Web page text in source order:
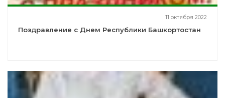
11 октября 2022
Поздравление с Днем Республики Башкортостан